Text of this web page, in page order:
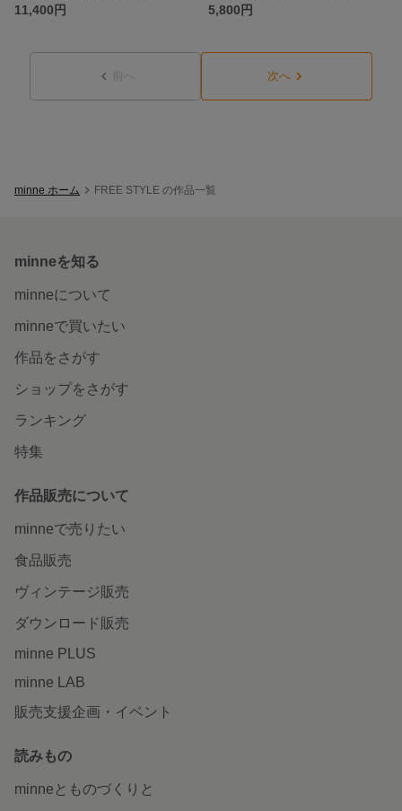
11,400円
5,800円
前へ 次へ
minne ホーム FREE STYLE の作品一覧
minneを知る
minneについて
minneで買いたい
作品をさがす
ショップをさがす
ランキング
特集
作品販売について
minneで売りたい
食品販売
ヴィンテージ販売
ダウンロード販売
minne PLUS
minne LAB
販売支援企画・イベント
読みもの
minneとものづくりと